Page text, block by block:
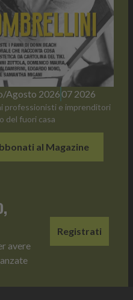
Agosto 2026 07 2026
professionisti e imprenditori
del fuori casa
al Magazine
avere
Registrati